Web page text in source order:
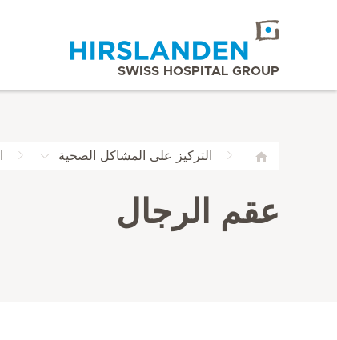
SWISS HOSPITAL GROUP
التركيز على المشاكل الصحية
عقم الرجال